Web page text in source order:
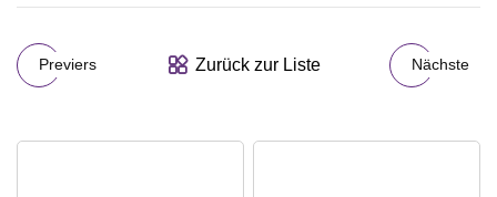
Previers Zurück zur Liste Nächste